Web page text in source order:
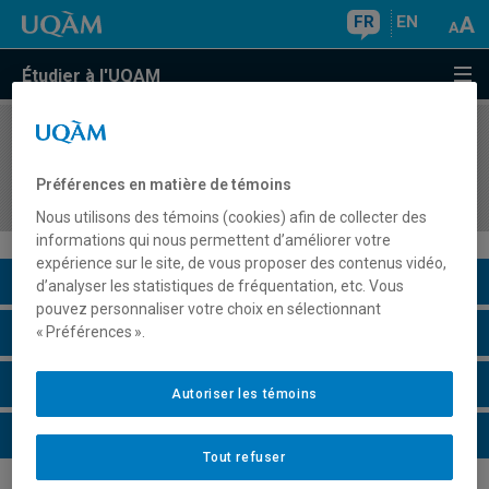
FR EN
Étudier à l'UQAM
COURS//
technologique
Description du cours
Horaire - Été 2026
Horaire - Automne 2026
Horaire - Hiver 2027
Préférences en matière de témoins
Nous utilisons des témoins (cookies) afin de collecter des
informations qui nous permettent d’améliorer votre
expérience sur le site, de vous proposer des contenus vidéo,
d’analyser les statistiques de fréquentation, etc. Vous
pouvez personnaliser votre choix en sélectionnant
« Préférences ».
Tout refuser
Autoriser les témoins